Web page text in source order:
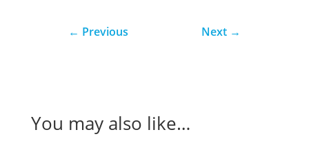
← Previous Next →
You may also like…